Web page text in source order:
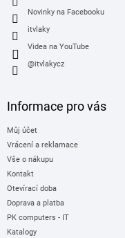
Novinky na Facebooku
itvlaky
Videa na YouTube
@itvlakycz
Informace pro vás
Můj účet
Vrácení a reklamace
Vše o nákupu
Kontakt
Otevírací doba
Doprava a platba
PK computers - IT
Katalogy